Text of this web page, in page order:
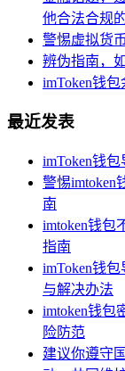
他合法合规
警惕虚拟货
辨伪指南，
imToken钱
最近发表
imToken钱
警惕imtoken
南
imtoken钱包
指南
imToken钱
与解决办法
imtoken钱包
险防范
建议你遵守